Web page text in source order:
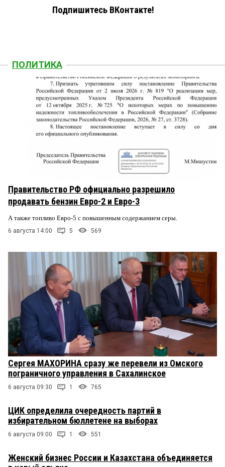
Подпишитесь ВКонтакте!
ПОЛИТИКА
Правительство РФ официально разрешило
продавать бензин Евро-2 и Евро-3
А также топливо Евро-5 с повышенным содержанием серы.
6 августа 14:00 5 569
Сергея МАХОРИНА сразу же перевели из Омского
пограничного управления в Сахалинское
6 августа 09:30 1 765
ЦИК определила очередность партий в
избирательном бюллетене на выборах
6 августа 09:00 1 551
Женский бизнес России и Казахстана объединяется